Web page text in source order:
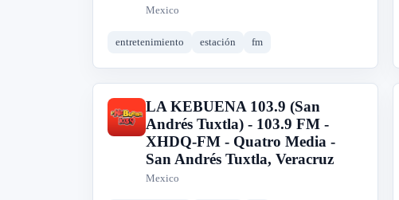
Mexico
entretenimiento estación fm
L
LA KEBUENA 103.9 (San
Andrés Tuxtla) - 103.9 FM -
XHDQ-FM - Quatro Media -
San Andrés Tuxtla, Veracruz
Mexico